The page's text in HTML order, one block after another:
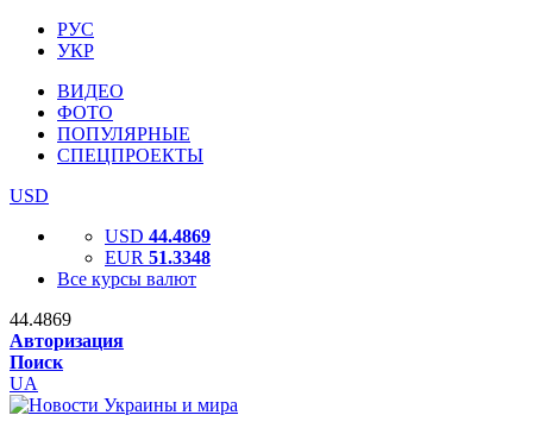
РУС
УКР
ВИДЕО
ФОТО
ПОПУЛЯРНЫЕ
СПЕЦПРОЕКТЫ
USD
USD 44.4869
EUR 51.3348
Все курсы валют
44.4869
Авторизация
Поиск
UA